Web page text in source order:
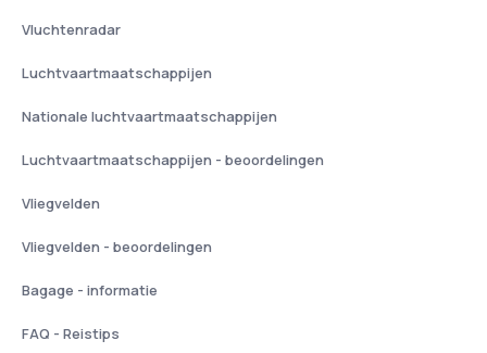
Vluchtenradar
Luchtvaartmaatschappijen
Nationale luchtvaartmaatschappijen
Luchtvaartmaatschappijen - beoordelingen
Vliegvelden
Vliegvelden - beoordelingen
Bagage - informatie
FAQ - Reistips